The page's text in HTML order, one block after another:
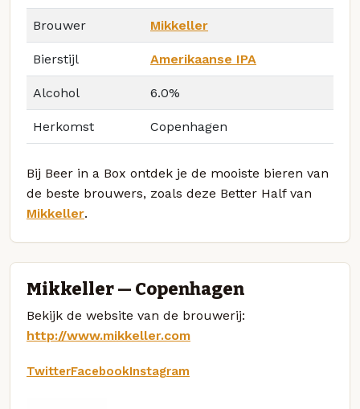
Brouwer Mikkeller
Bierstijl Amerikaanse IPA
Alcohol 6.0%
Herkomst Copenhagen
Bij Beer in a Box ontdek je de mooiste bieren van
de beste brouwers, zoals deze Better Half van
Mikkeller.
Mikkeller — Copenhagen
Bekijk de website van de brouwerij:
http://www.mikkeller.com
TwitterFacebookInstagram